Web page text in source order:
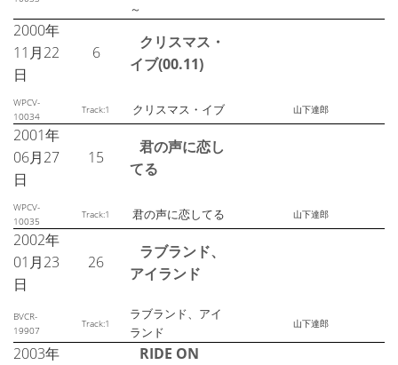
～
2000年
11月22
日
6
クリスマス・
イブ(00.11)
WPCV-
10034
Track:1 クリスマス・イブ 山下達郎
2001年
06月27
日
15
君の声に恋し
てる
WPCV-
10035
Track:1 君の声に恋してる 山下達郎
2002年
01月23
日
26
ラブランド、
アイランド
BVCR-
19907
Track:1
ラブランド、アイ
ランド
山下達郎
2003年
RIDE ON